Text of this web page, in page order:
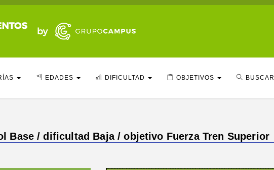
EDADES DIFICULTAD OBJETIVOS BUSCAR
Base / dificultad Baja / objetivo Fuerza Tren Superior